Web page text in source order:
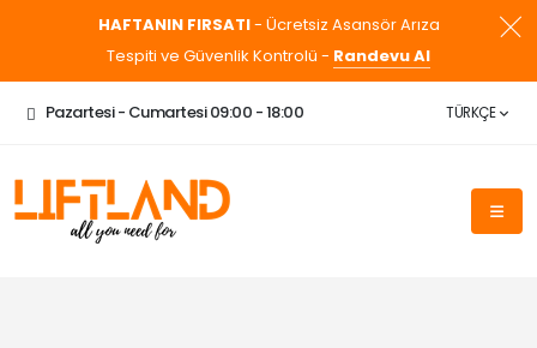
HAFTANIN FIRSATI- Ücretsiz Asansör Arıza
Tespiti ve Güvenlik Kontrolü - Randevu Al
Pazartesi - Cumartesi 09:00 - 18:00 TÜRKÇE